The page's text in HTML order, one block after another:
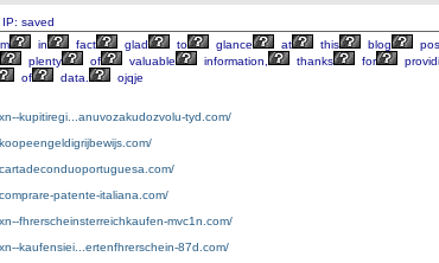
IP: saved
in fact glad to glance at this blog
plenty of valuable information, thanks for
of data. ojqje
kupitiregi...anuvozakudozvolu-tyd.com/
patente-italiana.com/
fhrerscheinsterreichkaufen-mvc1n.com/
kaufensiei...ertenfhrerschein-87d.com/